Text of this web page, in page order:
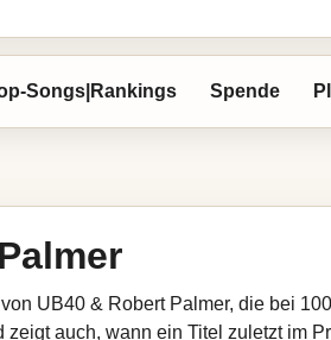
Songs|Rankings Spende
UB40 & Robert Palmer, die bei
auch, wann ein Titel zuletzt im